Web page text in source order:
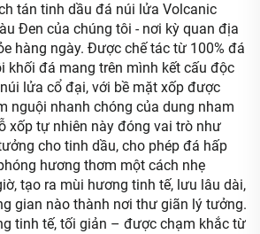
tán tinh dầu đá núi lửa Volcanic
Đen của chúng tôi - nơi kỳ quan địa
hàng ngày. Được chế tác từ 100% đá
khối đá mang trên mình kết cấu độc
lửa cổ đại, với bề mặt xốp được
nguội nhanh chóng của dung nham
xốp tự nhiên này đóng vai trò như
cho tinh dầu, cho phép đá hấp
hương thơm một cách nhẹ
tạo ra mùi hương tinh tế, lưu lâu dài,
gian nào thành nơi thư giãn lý tưởng.
tinh tế, tối giản – được chạm khắc từ